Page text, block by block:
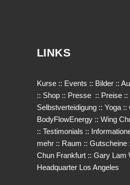
LINKS
Kurse :: Events :: Bilder ::
:: Shop :: Presse :: Preise ::
Selbstverteidigung :: Yoga ::
BodyFlowEnergy :: Wing
:: Testimonials ::
mehr :: Raum :: Gutscheine
Chun Frankfurt :: Gary Lam
Headquarter Los Angeles